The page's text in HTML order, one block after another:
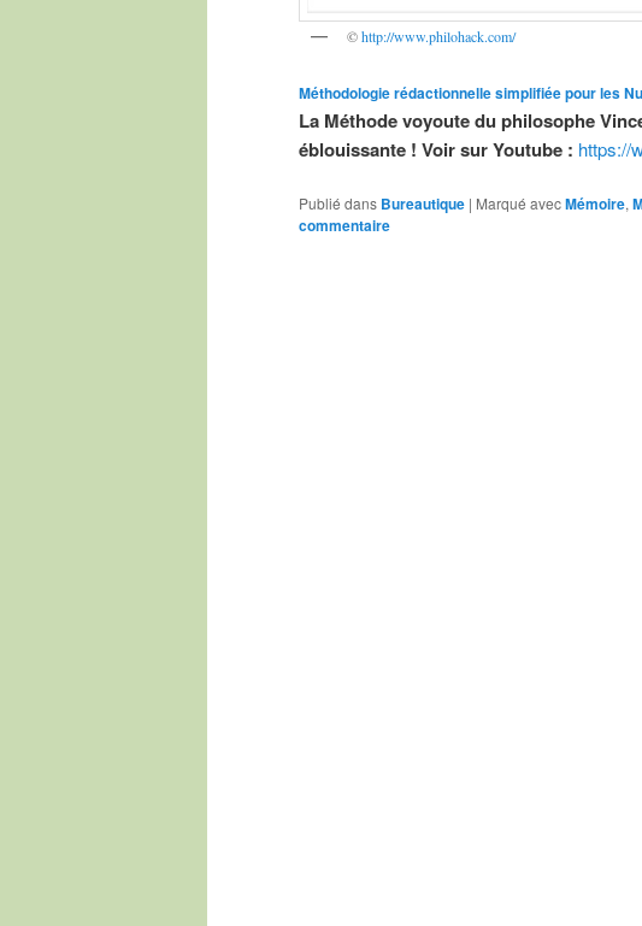
©http://www.philohack.com/
Méthodologie rédactionnelle simplifiée pour les
La Méthode voyoute du philosophe
éblouissante ! Voir sur Youtube : https://
Publié dans Bureautique | Marqué avecMémoire,
commentaire